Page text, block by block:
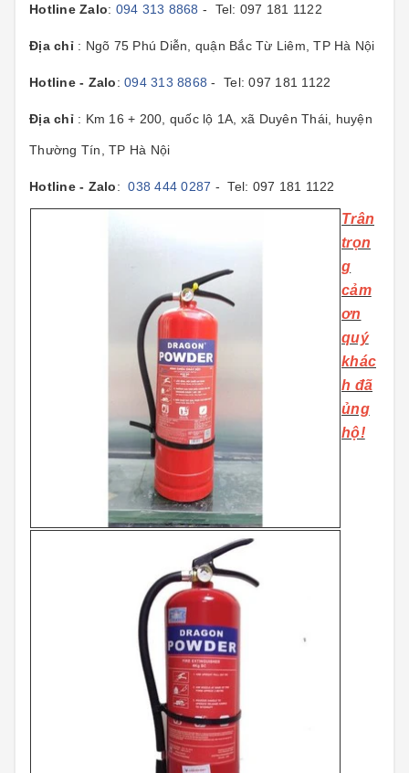
Hotline Zalo: 094 313 8868 - Tel: 097 181 1122
Địa chỉ : Ngõ 75 Phú Diễn, quận Bắc Từ Liêm, TP Hà Nội
Hotline - Zalo: 094 313 8868- Tel: 097 181 1122
Địa chỉ : Km 16 + 200, quốc lộ 1A, xã Duyên Thái, huyện
Thường Tín, TP Hà Nội
Hotline - Zalo:038 444 0287 - Tel: 097 181 1122
Trân
trọn
g
cảm
ơn
quý
khác
h đã
ủng
hộ!